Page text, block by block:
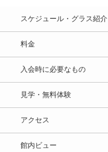
スケジュール・グラス紹介
料金
入会時に必要なもの
見学・無料体験
アクセス
館内ビュー